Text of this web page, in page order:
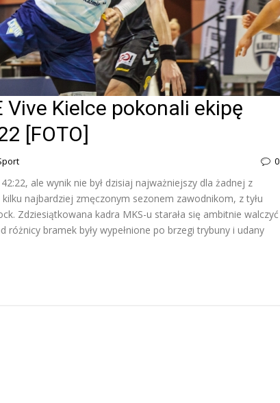
Vive Kielce pokonali ekipę
[FOTO]
0
ale wynik nie był dzisiaj najważniejszy dla żadnej z
najbardziej zmęczonym sezonem zawodnikom, z tyłu
Zdziesiątkowana kadra MKS-u starała się ambitnie walczyć
bramek były wypełnione po brzegi trybuny i udany